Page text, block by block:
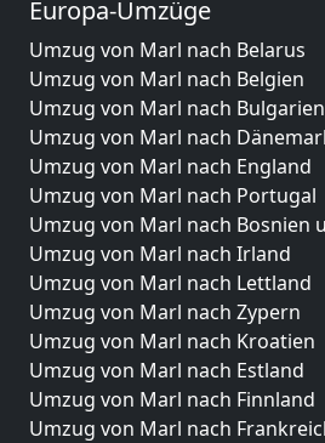
Europa-Umzüge
Umzug von Marl nach Belarus
Umzug von Marl nach Belgien
Umzug von Marl nach Bulgarien
Umzug von Marl nach
Umzug von Marl nach England
Umzug von Marl nach Portugal
Umzug von Marl nach Bosnien
Umzug von Marl nach Irland
Umzug von Marl nach Lettland
Umzug von Marl nach Zypern
Umzug von Marl nach Kroatien
Umzug von Marl nach Estland
Umzug von Marl nach Finnland
Umzug von Marl nach